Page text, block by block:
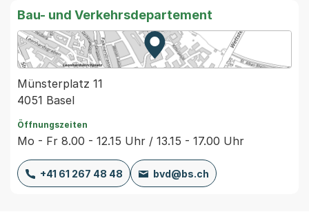
Bau- und Verkehrsdepartement
Zur Karte von MapBS.
Externer Link, wird in einem
Münsterplatz 11
4051 Basel
Öffnungszeiten
Mo - Fr 8.00 - 12.15 Uhr / 13.15 - 17.00 Uhr
+41 61 267 48 48 bvd@bs.ch